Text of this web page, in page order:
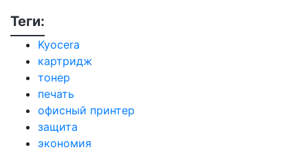
Теги:
Kyocera
картридж
тонер
печать
офисный принтер
защита
экономия